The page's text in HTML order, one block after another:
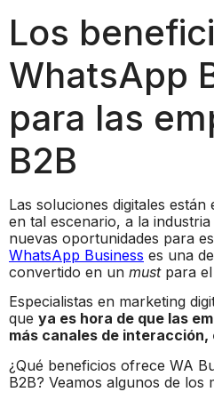
Los
WhatsApp
para las
B2B
Las soluciones digitales
en tal escenario, a la
nuevas oportunidades para
WhatsApp Business es una
convertido en un must para
Especialistas en marketing
que ya es hora de que las
más canales de
¿Qué beneficios ofrece WA
B2B? Veamos algunos de los